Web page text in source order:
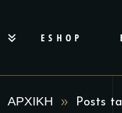
ESHOP
ΑΡΧΙΚΗ Posts